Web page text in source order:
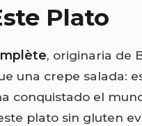
Plato
, originaria de
una crepe salada:
conquistado el
plato sin gluten